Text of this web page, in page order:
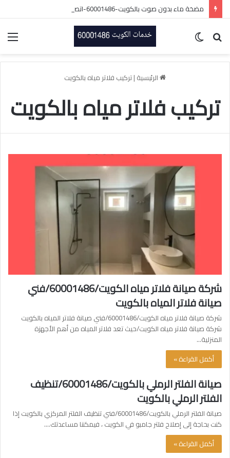
مضخة ماء بدون صوت بالكويت-60001486-اتصل الان
بحث
الرئيسية |تركيب فلاتر مياه بالكويت
تركيب فلاتر مياه بالكويت
شركة صيانة فلاتر مياه الكويت/60001486/فني
صيانة فلاتر المياه بالكويت
شركة صيانة فلاتر مياه الكويت/60001486/فني صيانة فلاتر المياه بالكويت
شركة صيانة فلاتر مياه الكويت/حيث تعد فلاتر المياه من أهم الأجهزة
المنزلية…
أكمل القراءة »
صيانة الفلتر الرملي بالكويت/60001486/تنظيف
الفلتر الرملي بالكويت
صيانة الفلتر الرملي بالكويت/60001486/فني تنظيف الفلتر المركزي بالكويت إذا
كنت بحاجة إلى إصلاح فلتر جامبو في الكويت ، فيمكننا مساعدتك.…
أكمل القراءة »